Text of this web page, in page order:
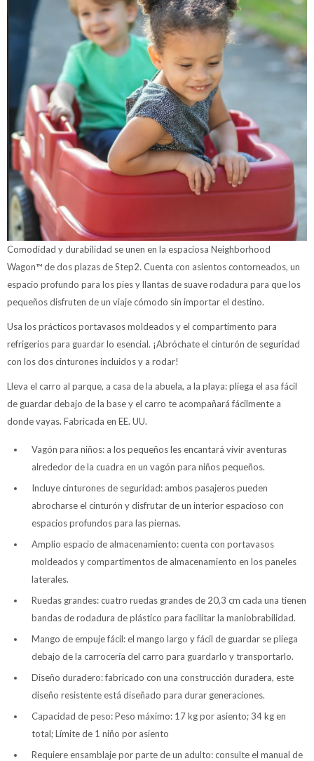
Comodidad y durabilidad se unen en la espaciosa Neighborhood
Wagon™ de dos plazas de Step2. Cuenta con asientos contorneados, un
espacio profundo para los pies y llantas de suave rodadura para que los
pequeños disfruten de un viaje cómodo sin importar el destino.
Usa los prácticos portavasos moldeados y el compartimento para
refrigerios para guardar lo esencial. ¡Abróchate el cinturón de seguridad
con los dos cinturones incluidos y a rodar!
Lleva el carro al parque, a casa de la abuela, a la playa: pliega el asa fácil
de guardar debajo de la base y el carro te acompañará fácilmente a
donde vayas. Fabricada en EE. UU.
Vagón para niños: a los pequeños les encantará vivir aventuras
alrededor de la cuadra en un vagón para niños pequeños.
Incluye cinturones de seguridad: ambos pasajeros pueden
abrocharse el cinturón y disfrutar de un interior espacioso con
espacios profundos para las piernas.
Amplio espacio de almacenamiento: cuenta con portavasos
moldeados y compartimentos de almacenamiento en los paneles
laterales.
Ruedas grandes: cuatro ruedas grandes de 20,3 cm cada una tienen
bandas de rodadura de plástico para facilitar la maniobrabilidad.
Mango de empuje fácil: el mango largo y fácil de guardar se pliega
debajo de la carrocería del carro para guardarlo y transportarlo.
Diseño duradero: fabricado con una construcción duradera, este
diseño resistente está diseñado para durar generaciones.
Capacidad de peso: Peso máximo: 17 kg por asiento; 34 kg en
total; Límite de 1 niño por asiento
Requiere ensamblaje por parte de un adulto: consulte el manual de